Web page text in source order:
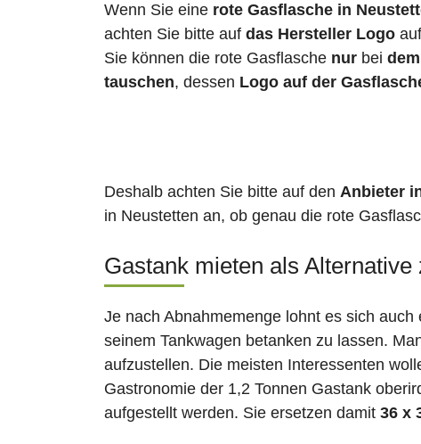
Wenn Sie eine rote Gasflasche in
achten Sie bitte auf das Hersteller Logo
Sie können die rote Gasflasche nur bei
tauschen, dessen Logo auf der
Deshalb achten Sie bitte auf den Anbieter
in Neustetten an, ob genau die rote
Gastank mieten als
Je nach Abnahmemenge lohnt es sich
seinem Tankwagen betanken zu lassen.
aufzustellen. Die meisten Interessenten
Gastronomie der 1,2 Tonnen Gastank
aufgestellt werden. Sie ersetzen damit 36 x